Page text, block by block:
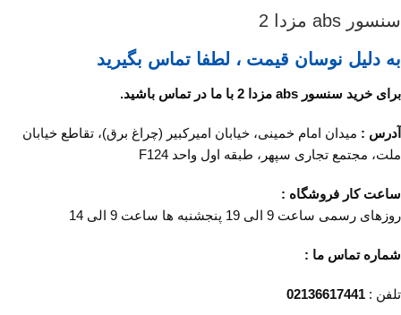
سنسور abs مزدا 2
به دلیل نوسان قیمت ، لطفا تماس بگیرید
برای خرید سنسور abs مزدا 2 با ما در تماس باشید.
آدرس : میدان امام خمینی، خیابان امیرکبیر (چراغ برق)، تقاطع خیابان
ملت، مجتمع تجاری سپهر، طبقه اول واحد F124
ساعت کار فروشگاه :
روزهای رسمی ساعت 9 الی 19 پنجشنبه ها ساعت 9 الی 14
شماره تماس ما :
تلفن : 02136617441